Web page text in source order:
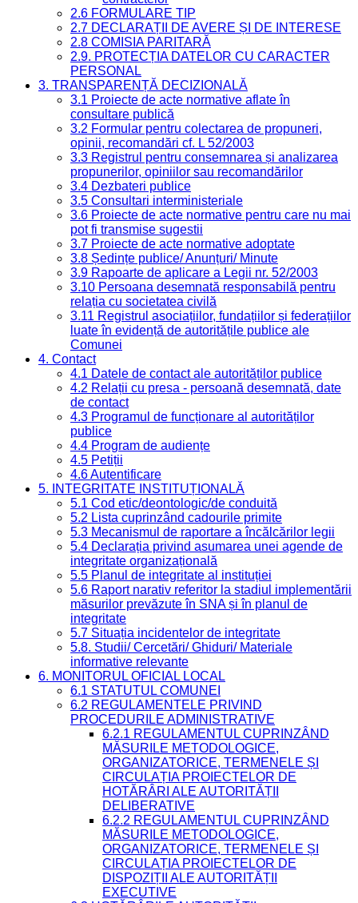
2.6 FORMULARE TIP
2.7 DECLARAȚII DE AVERE ȘI DE INTERESE
2.8 COMISIA PARITARĂ
2.9. PROTECȚIA DATELOR CU CARACTER
PERSONAL
3. TRANSPARENȚĂ DECIZIONALĂ
3.1 Proiecte de acte normative aflate în
consultare publică
3.2 Formular pentru colectarea de propuneri,
opinii, recomandări cf. L 52/2003
3.3 Registrul pentru consemnarea și analizarea
propunerilor, opiniilor sau recomandărilor
3.4 Dezbateri publice
3.5 Consultari interministeriale
3.6 Proiecte de acte normative pentru care nu mai
pot fi transmise sugestii
3.7 Proiecte de acte normative adoptate
3.8 Ședințe publice/ Anunțuri/ Minute
3.9 Rapoarte de aplicare a Legii nr. 52/2003
3.10 Persoana desemnată responsabilă pentru
relația cu societatea civilă
3.11 Registrul asociațiilor, fundațiilor și federațiilor
luate în evidență de autoritățile publice ale
Comunei
4. Contact
4.1 Datele de contact ale autorităților publice
4.2 Relații cu presa - persoană desemnată, date
de contact
4.3 Programul de funcționare al autorităților
publice
4.4 Program de audiențe
4.5 Petiții
4.6 Autentificare
5. INTEGRITATE INSTITUȚIONALĂ
5.1 Cod etic/deontologic/de conduită
5.2 Lista cuprinzând cadourile primite
5.3 Mecanismul de raportare a încălcărilor legii
5.4 Declarația privind asumarea unei agende de
integritate organizațională
5.5 Planul de integritate al instituției
5.6 Raport narativ referitor la stadiul implementării
măsurilor prevăzute în SNA și în planul de
integritate
5.7 Situația incidentelor de integritate
5.8. Studii/ Cercetări/ Ghiduri/ Materiale
informative relevante
6. MONITORUL OFICIAL LOCAL
6.1 STATUTUL COMUNEI
6.2 REGULAMENTELE PRIVIND
PROCEDURILE ADMINISTRATIVE
6.2.1 REGULAMENTUL CUPRINZÂND
MĂSURILE METODOLOGICE,
ORGANIZATORICE, TERMENELE ȘI
CIRCULAȚIA PROIECTELOR DE
HOTĂRÂRI ALE AUTORITĂȚII
DELIBERATIVE
6.2.2 REGULAMENTUL CUPRINZÂND
MĂSURILE METODOLOGICE,
ORGANIZATORICE, TERMENELE ȘI
CIRCULAȚIA PROIECTELOR DE
DISPOZIȚII ALE AUTORITĂȚII
EXECUTIVE